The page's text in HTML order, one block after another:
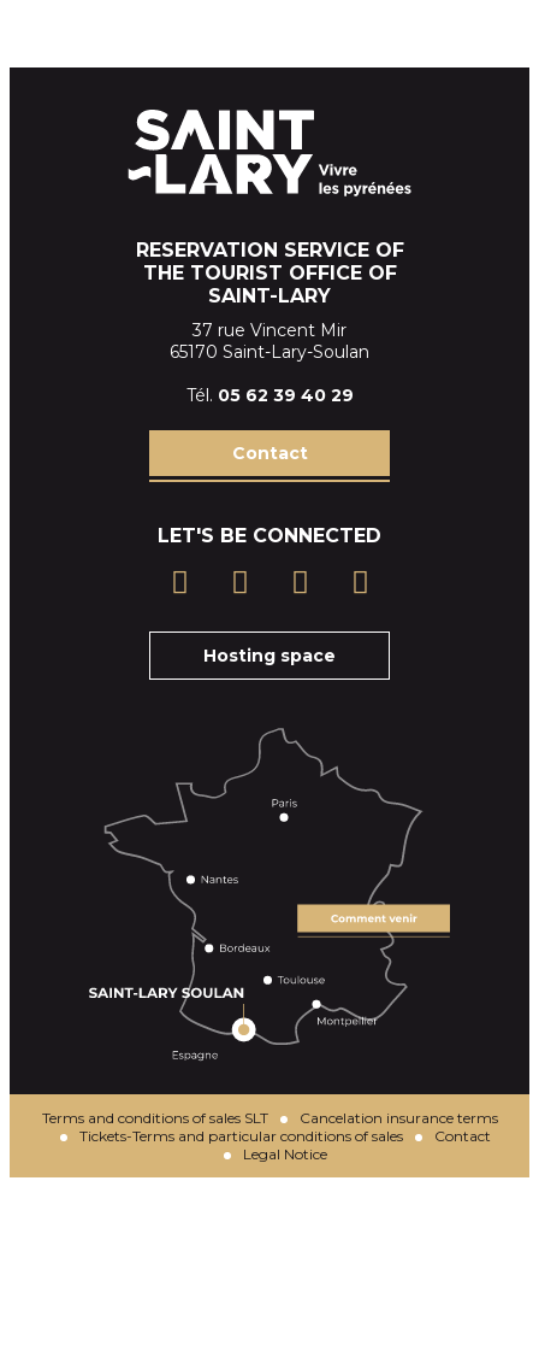
RESERVATION SERVICE OF
THE TOURIST OFFICE OF
SAINT-LARY
37 rue Vincent Mir
65170 Saint-Lary-Soulan
Tél. 05 62 39 40 29
Contact
LET'S BE CONNECTED
Hosting space
Terms and conditions of sales SLT
Cancelation insurance terms
Tickets-Terms and particular conditions of sales
Contact
Legal Notice